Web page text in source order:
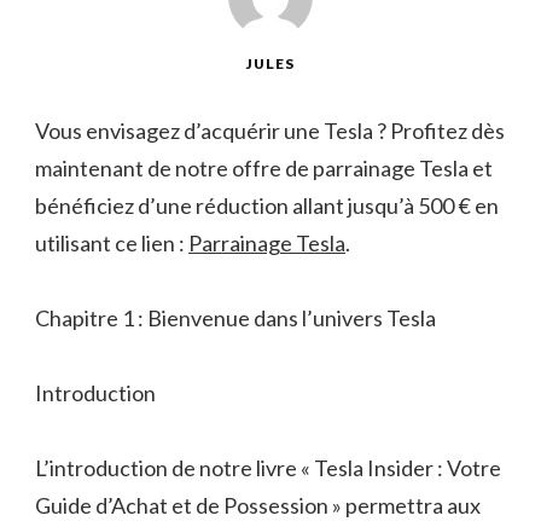
JULES
Vous envisagez d’acquérir une Tesla ? Profitez dès
maintenant de notre offre de parrainage Tesla et
bénéficiez d’une réduction allant jusqu’à 500 € en
utilisant ce lien : Parrainage Tesla.
Chapitre 1 : Bienvenue dans l’univers Tesla
Introduction
L’introduction de notre livre « Tesla Insider : Votre
Guide d’Achat et de Possession » permettra aux